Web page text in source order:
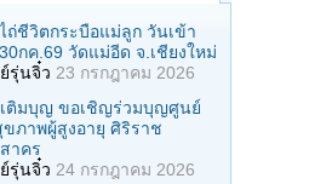
ถ่ชีวิตกระบือแม่ลูก วันเข้า
กค.69 วัดแม่อีด จ.เชียงใหม่
รุ่นจิ๋ว 23 กรกฎาคม 2026
เติมบุญ ขอเชิญร่วมบุญศูนย์
ภาพผู้สูงอายุ ศิริราช
าคร
รุ่นจิ๋ว 24 กรกฎาคม 2026